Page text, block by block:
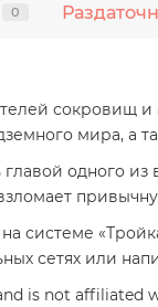
0
сокровищ
мира, а
одного
системе
сетях или
is not affiliated